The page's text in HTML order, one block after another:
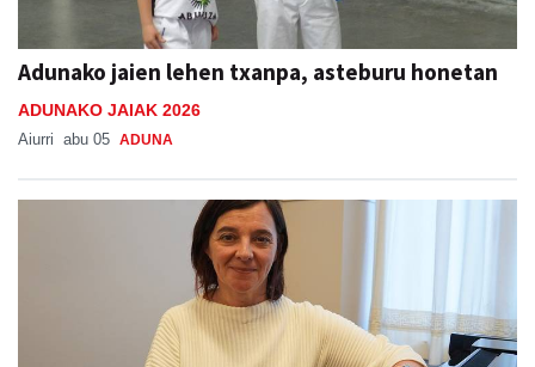
Adunako jaien lehen txanpa, asteburu honetan
ADUNAKO JAIAK 2026
Aiurri abu 05 ADUNA